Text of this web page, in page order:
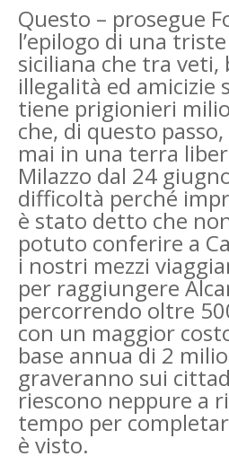
Questo – prosegue
l’epilogo di una
siciliana che tra veti,
illegalità ed amicizie
tiene prigionieri
che, di questo
mai in una terra
Milazzo dal 24
difficoltà perché
è stato detto che
potuto conferire a
i nostri mezzi
per raggiungere
percorrendo oltre
con un maggior
base annua di 2
graveranno sui
riescono neppure a
tempo per
è visto.